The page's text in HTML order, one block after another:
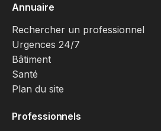
Annuaire
Rechercher un professionnel
Urgences 24/7
Bâtiment
Santé
Plan du site
Professionnels